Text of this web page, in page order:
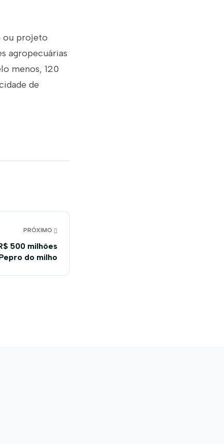
ou projeto
agropecuárias
menos, 120
de
PRÓXIMO
500 milhões
do milho